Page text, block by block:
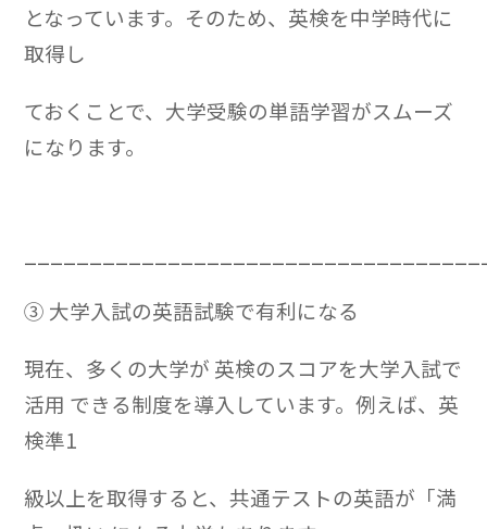
となっています。そのため、英検を中学時代に
取得し
ておくことで、大学受験の単語学習がスムーズ
になります。
③ 大学入試の英語試験で有利になる
現在、多くの大学が 英検のスコアを大学入試で
活用 できる制度を導入しています。例えば、英
検準1
級以上を取得すると、共通テストの英語が「満